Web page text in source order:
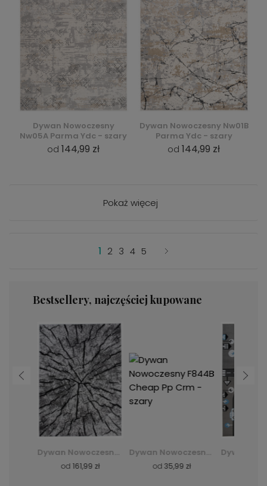
Dywan Nowoczesny
Nw05A Parma Ydc - szary
od 144,99 zł
Dywan Nowoczesny Nw01B
Parma Ydc - szary
od 144,99 zł
Pokaż więcej
1 2 3 4 5
Bestsellery, najczęściej kupowane
Dywan Nowoczesny Q710A Luxury Pp Esm - biały
od 161,99 zł
Dywan Nowoczesny F844B Cheap Pp Crm - szary
od 35,99 zł